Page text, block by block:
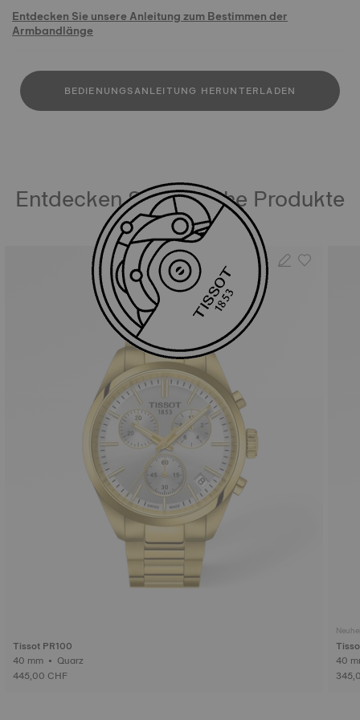
Entdecken Sie unsere Anleitung zum Bestimmen der
Armbandlänge
BEDIENUNGSANLEITUNG HERUNTERLADEN
Entdecken Sie ähnliche Produkte
Tissot PR100
40 mm • Quarz
445,00 CHF